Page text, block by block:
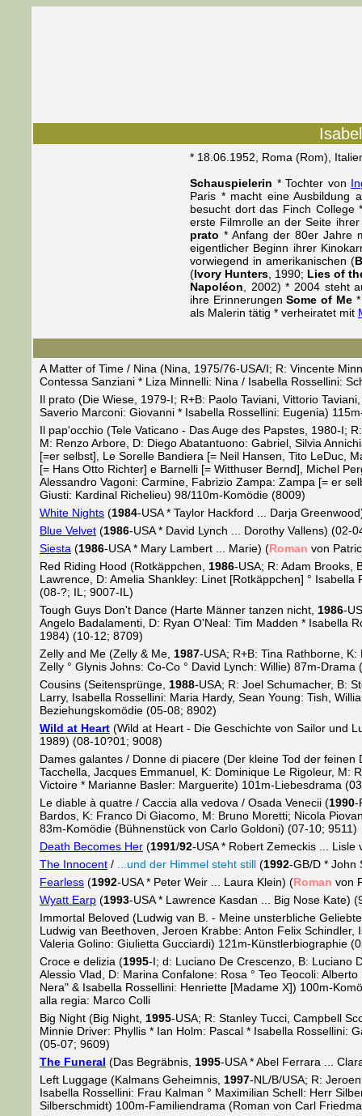
* 18.06.1952, Roma (Rom),
Schauspielerin * Tochter von
Paris * macht eine Ausbildung
besucht dort das Finch College
erste Filmrolle an der Seite
prato * Anfang der 80er Jahre
eigentlicher Beginn ihrer
vorwiegend in amerikanischen (
(Ivory Hunters , 1990; Lies of
Napoléon , 2002) * 2004 steht
ihre ErinnerungenSome of Me*
als Malerin tätig * verheiratet mit
A Matter of Time / Nina (Nina, 1975/76-USA/I; R: Vincente
Contessa Sanziani * Liza Minnelli: Nina / Isabella Rossellini:
Il prato (Die Wiese, 1979-I; R+B: Paolo Taviani, Vittorio
Saverio Marconi: Giovanni * Isabella Rossellini: Eugenia)
Il pap'occhio (Tele Vaticano - Das Auge des Papstes, 1980-I;
M: Renzo Arbore, D: Diego Abatantuono: Gabriel, Silvia
[=er selbst], Le Sorelle Bandiera [= Neil Hansen, Tito LeDuc,
[= Hans Otto Richter] e Barnelli [= Witthuser Bernd], Michel
Alessandro Vagoni: Carmine, Fabrizio Zampa: Zampa [= er
Giusti: Kardinal Richelieu) 98/110m-Komödie (8009)
White Nights (1984-USA * Taylor Hackford ... Darja
Blue Velvet (1986-USA * David Lynch ... Dorothy Vallens) (02-
Siesta (1986-USA * Mary Lambert ... Marie) (Roman von
Red Riding Hood (Rotkäppchen, 1986-USA; R: Adam Brooks,
Lawrence, D: Amelia Shankley: Linet [Rotkäppchen] °
(08-?; IL; 9007-IL)
Tough Guys Don't Dance (Harte Männer tanzen nicht, 1986-
Angelo Badalamenti, D: Ryan O'Neal: Tim Madden * Isabella
1984) (10-12; 8709)
Zelly and Me (Zelly & Me, 1987-USA; R+B: Tina Rathborne,
Zelly ° Glynis Johns: Co-Co ° David Lynch: Willie) 87m-Drama
Cousins (Seitensprünge, 1988-USA; R: Joel Schumacher, B:
Larry, Isabella Rossellini: Maria Hardy, Sean Young: Tish,
Beziehungskomödie (05-08; 8902)
Wild at Heart (Wild at Heart - Die Geschichte von Sailor und
1989) (08-10?01; 9008)
Dames galantes / Donne di piacere (Der kleine Tod der feinen
Tacchella, Jacques Emmanuel, K: Dominique Le Rigoleur, M:
Victoire * Marianne Basler: Marguerite) 101m-Liebesdrama
Le diable à quatre / Caccia alla vedova / Osada Venecii (1990-
Bardos, K: Franco Di Giacomo, M: Bruno Moretti; Nicola
83m-Komödie (Bühnenstück von Carlo Goldoni) (07-10; 9511)
Death Becomes Her (1991/92-USA * Robert Zemeckis ...
The Innocent / ...und der Himmel steht still (1992-GB/D * John
Fearless (1992-USA * Peter Weir ... Laura Klein) (Roman von
Wyatt Earp (1993-USA * Lawrence Kasdan ... Big Nose Kate)
Immortal Beloved (Ludwig van B. - Meine unsterbliche
Ludwig van Beethoven, Jeroen Krabbe: Anton Felix
Valeria Golino: Giulietta Gucciardi) 121m-Künstlerbiographie
Croce e delizia (1995-I; d: Luciano De Crescenzo, B: Luciano
Alessio Vlad, D: Marina Confalone: Rosa ° Teo Teocoli:
Nera" & Isabella Rossellini: Henriette [Madame X]) 100m-
alla regia: Marco Colli
Big Night (Big Night, 1995-USA; R: Stanley Tucci, Campbell
Minnie Driver: Phyllis * Ian Holm: Pascal * Isabella Rossellini:
(05-07; 9609)
The Funeral (Das Begräbnis, 1995-USA * Abel Ferrara ...
Left Luggage (Kalmans Geheimnis, 1997-NL/B/USA; R:
Isabella Rossellini: Frau Kalman ° Maximilian Schell: Herr
Silberschmidt) 100m-Familiendrama (Roman von Carl